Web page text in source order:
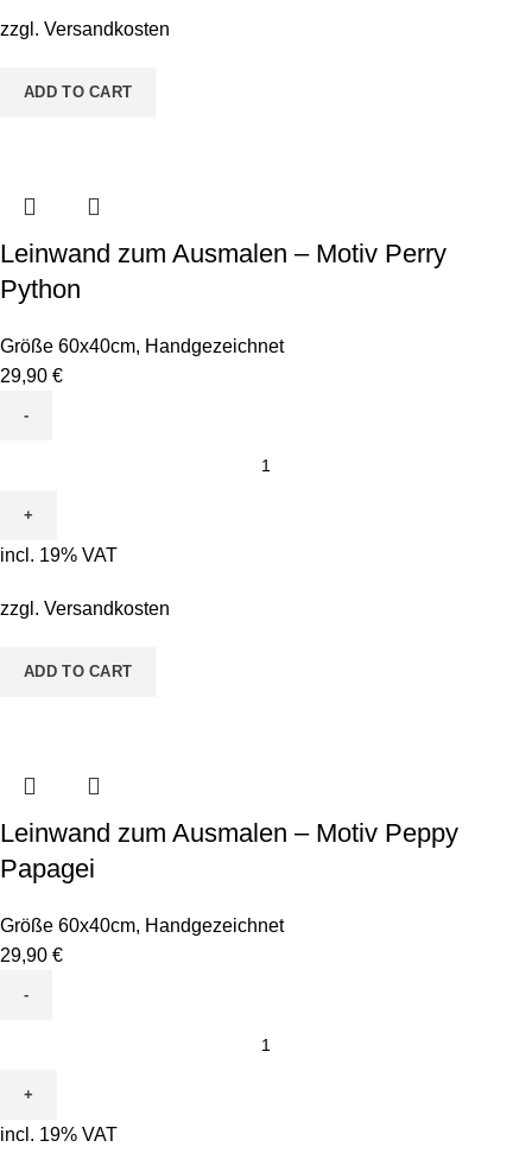
Baby
quantity
zzgl. Versandkosten
ADD TO CART
Leinwand zum Ausmalen – Motiv Perry
Python
Größe 60x40cm, Handgezeichnet
29,90 €
Ausmalen
-
Perry
quantity
incl. 19% VAT
zzgl. Versandkosten
ADD TO CART
Leinwand zum Ausmalen – Motiv Peppy
Papagei
Größe 60x40cm, Handgezeichnet
29,90 €
Ausmalen
-
incl. 19% VAT